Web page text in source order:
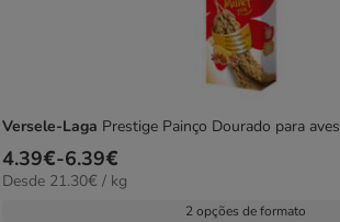
Versele-Laga Prestige Painço Dourado para aves
Preço
de
4.39€-6.39€
21.30€
Desde 21.30€ / kg
2 opções de formato